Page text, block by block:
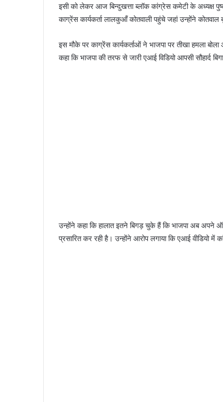
इसी को लेकर आज बिन्दुखत्ता ब्लॉक कांग्रेस कमेटी के अध्यक्ष
काग्रेंस कार्यकर्ता लालकुआँ कोतवाली पहुंचे जहां उन्होंने
इस मौके पर काग्रेंस कार्यकर्ताओं ने भाजपा पर तीखा हमला
कहा कि भाजपा की तरफ से जारी एआई विडियो आपसी सौहार्द
उन्होंने कहा कि हालात इतने बिगड़ चुके हैं कि भाजपा अब अपने
प्रसारित कर रही है। उन्होंने आरोप लगाया कि एआई वीडियो